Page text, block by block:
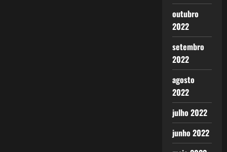
outubro
2022
setembro
2022
agosto
2022
julho 2022
junho 2022